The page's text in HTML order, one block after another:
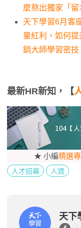
麼熬出獨家「留
天下學習6月客
量紅利，如何
銷大師學習密技
最新HR新知，【
★ 小編精選
人才招募 人資
天下